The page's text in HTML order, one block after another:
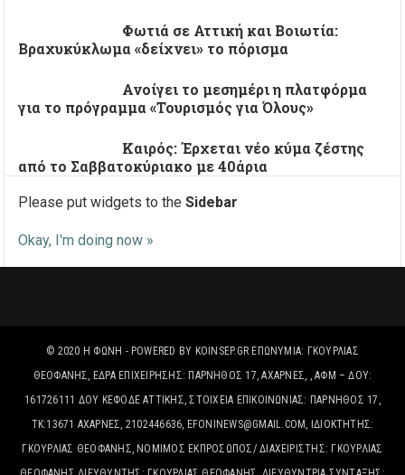
Φωτιά σε Αττική και Βοιωτία:
Βραχυκύκλωμα «δείχνει» το πόρισμα
Ανοίγει το μεσημέρι η πλατφόρμα
για το πρόγραμμα «Τουρισμός για Όλους»
Καιρός: Έρχεται νέο κύμα ζέστης
από το Σαββατοκύριακο με 40άρια
Please put widgets to theSidebar
Okay, I'm doing now »
© 2020 Η ΦΩΝΉ - POWERED BY KOINSEP.GR ΕΠΩΝΥΜΊΑ: ΓΚΟΥΡΛΙΑΣ
ΘΕΟΦΑΝΗΣ, ΈΔΡΑ ΕΠΙΧΕΙΡΗΣΗΣ: ΠΑΡΝΗΘΟΣ 17, ΑΧΑΡΝΕΣ, , ΑΦΜ – ΔΟΥ:
161726111 ΔΟΥ ΚΕΦΟΔΕ ΑΤΤΙΚΗΣ, ΣΤΟΙΧΕΊΑ ΕΠΙΚΟΙΝΩΝΊΑΣ: ΠΑΡΝΗΘΟΣ 17,
ΤΚ:13671 ΑΧΑΡΝΕΣ, 2102446636, EFONINEWS@GMAIL.COM, ΙΔΙΟΚΤΗΤΗΣ:
ΓΚΟΥΡΛΙΑΣ ΘΕΟΦΑΝΗΣ, ΝΟΜΙΜΟΣ ΕΚΠΡΟΣΩΠΟΣ/ ΔΙΑΧΕΙΡΙΣΤΗΣ: ΓΚΟΥΡΛΙΑΣ